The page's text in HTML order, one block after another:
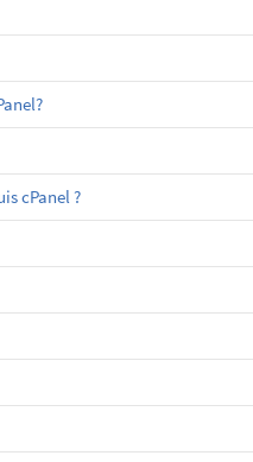
cPanel ?